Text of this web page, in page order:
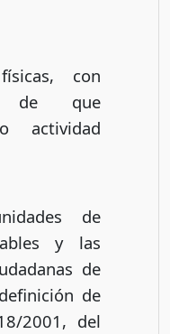
con
de que
actividad
de
y las
de
de
2001, del